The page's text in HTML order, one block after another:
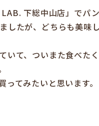
下総中山店」でパン
したが、どちらも美味
て、ついまた食べたく
てみたいと思います。